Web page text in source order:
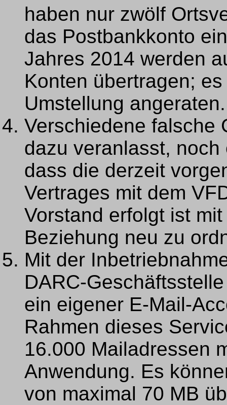
haben nur zwölf
das Postbankkonto
Jahres 2014 werden
Konten übertragen;
Umstellung angeraten.
Verschiedene falsche
dazu veranlasst,
dass die derzeit
Vertrages mit dem
Vorstand erfolgt ist
Beziehung neu zu
Mit der
DARC-
ein eigener E-Mail-
Rahmen dieses
16.000 Mailadressen
Anwendung. Es
von maximal 70 MB